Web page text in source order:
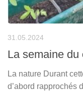
31.05.2024
La semaine
La nature Durant
d’abord rapprochés